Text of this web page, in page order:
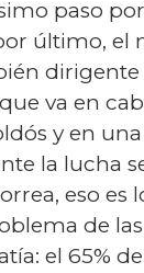
paso
último, el
va en
y en
la lucha
eso es
de
el 65%